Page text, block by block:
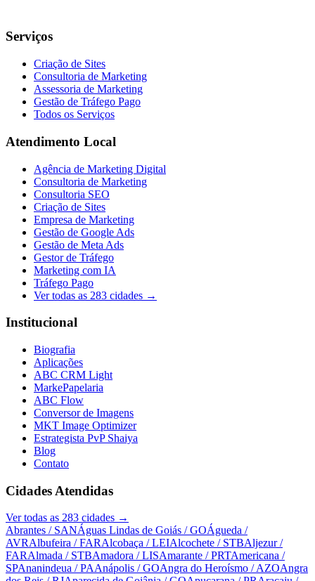
Serviços
Criação de Sites
Consultoria de Marketing
Assessoria de Marketing
Gestão de Tráfego Pago
Todos os Serviços
Atendimento Local
Agência de Marketing Digital
Consultoria de Marketing
Consultoria SEO
Criação de Sites
Empresa de Marketing
Gestão de Google Ads
Gestão de Meta Ads
Gestor de Tráfego
Marketing com IA
Tráfego Pago
Ver todas as 283 cidades →
Institucional
Biografia
Aplicações
ABC CRM Light
MarkePapelaria
ABC Flow
Conversor de Imagens
MKT Image Optimizer
Estrategista PvP Shaiya
Blog
Contato
Cidades Atendidas
Ver todas as 283 cidades →
Abrantes / SANÁguas Lindas de Goiás / GOÁgueda /
AVRAlbufeira / FARAlcobaça / LEIAlcochete / STBAljezur/
FARAlmada / STBAmadora / LISAmarante / PRTAmericana /
SPAnanindeua / PAAnápolis / GOAngra do Heroísmo / AZOAngra